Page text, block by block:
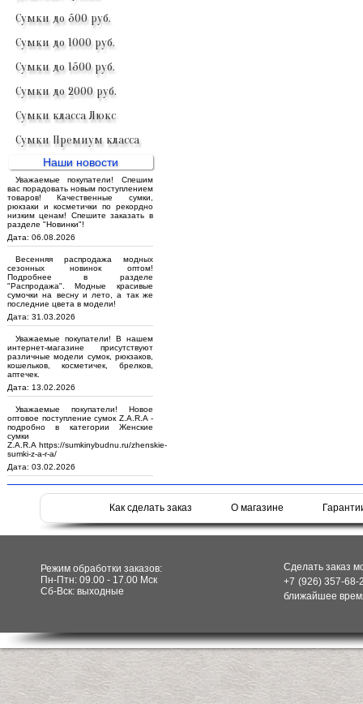
Сумки до 500 руб.
Сумки до 1000 руб.
Сумки до 1500 руб.
Сумки до 2000 руб.
Сумки класса Люкс
Сумки Премиум класса
Наши новости
Уважаемые покупатели! Спешим
вас порадовать новым поступлением
товаров! Качественные сумки,
рюкзаки и косметички по рекордно
низким ценам! Спешите заказать в
разделе "Новинки"!
Дата: 06.08.2026
Весенняя распродажа модных
сезонных новинок оптом!
Подробнее в разделе
"Распродажа". Модные красивые
сумочки на весну и лето, а так же
последние цвета в модели!
Дата: 31.03.2026
Уважаемые покупатели! В нашем
интернет-магазине присутствуют
различные модели сумок, рюкзаков,
кошельков, косметичек, брелков,
аптечек.
Дата: 13.02.2026
Уважаемые покупатели! Новое
оптовое поступление сумок Z.A.R.A -
подробно в категории Женские
сумки
Z.A.R.A https://sumkinybudnu.ru/zhenskie-
sumki-z-a-r-a/
Дата: 03.02.2026
Как сделать заказ О магазине
Режим обработки заказов:
Пн-Птн: 09.00 - 17.00 Мск
Сб-Вск: выходные
Сделать заказ
+7 (926) 357-
ближайшее